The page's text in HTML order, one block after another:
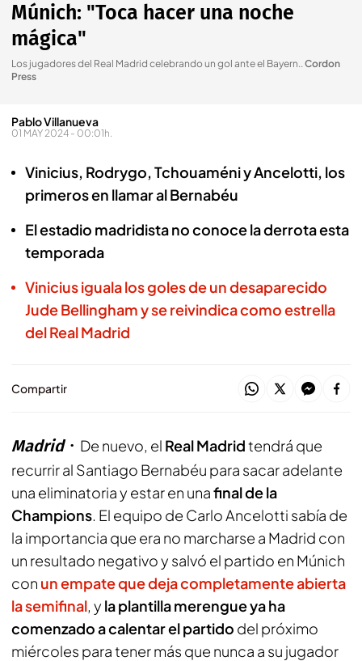
Múnich: "Toca hacer una noche
mágica"
Los jugadores del Real Madrid celebrando un gol ante el Bayern..Cordon
Press
Pablo Villanueva
01 MAY 2024 - 00:01h.
Vinicius, Rodrygo, Tchouaméni y Ancelotti, los
primeros en llamar al Bernabéu
El estadio madridista no conoce la derrota esta
temporada
Vinicius iguala los goles de un desaparecido
Jude Bellingham y se reivindica como estrella
del Real Madrid
Compartir
Madrid De nuevo, el Real Madridtendrá que
recurrir al Santiago Bernabéu para sacar adelante
una eliminatoria y estar en unafinal de la
Champions. El equipo de Carlo Ancelotti sabía de
la importancia que era no marcharse a Madrid con
un resultado negativo y salvó el partido en Múnich
con un empate que deja completamente abierta
la semifinal, y la plantilla merengue ya ha
comenzado a calentar el partido del próximo
miércoles para tener más que nunca a su jugador